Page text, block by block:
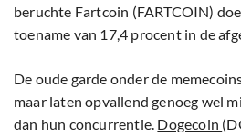
beruchte Fartcoin (FARTCOIN)
toename van 17,4 procent in de
De oude garde onder de
maar laten opvallend genoeg wel
dan hun concurrentie. Dogecoin